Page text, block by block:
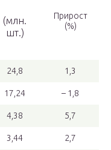
(млн.
шт.)
Прирост
(%)
24,8 1,3
17,24 – 1,8
4,38 5,7
3,44 2,7